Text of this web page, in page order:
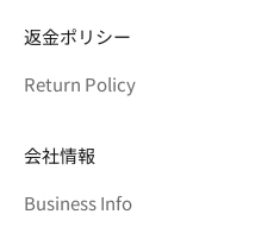
返金ポリシー
Return Policy
会社情報
Business Info